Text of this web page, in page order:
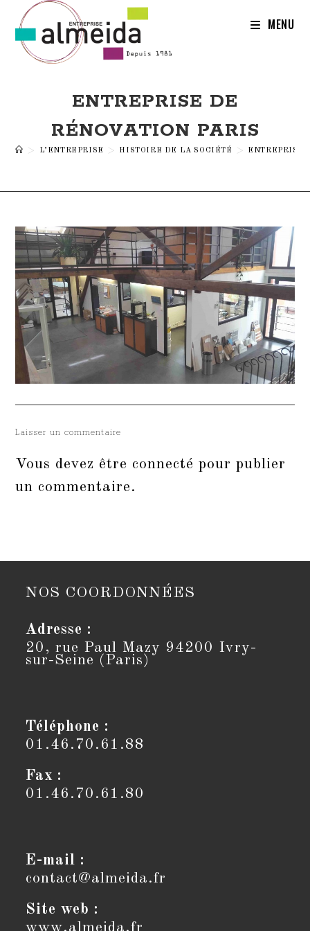
MENU
ENTREPRISE DE
RÉNOVATION PARIS
> L’ENTREPRISE > HISTOIRE DE LA SOCIÉTÉ > ENTREPRISE
Laisser un commentaire
Vous devez être connecté pour publier
un commentaire.
NOS COORDONNÉES
Adresse :
20, rue Paul Mazy 94200 Ivry-
sur-Seine (Paris)
Téléphone :
01.46.70.61.88
Fax :
01.46.70.61.80
E-mail :
contact@almeida.fr
Site web :
www.almeida.fr